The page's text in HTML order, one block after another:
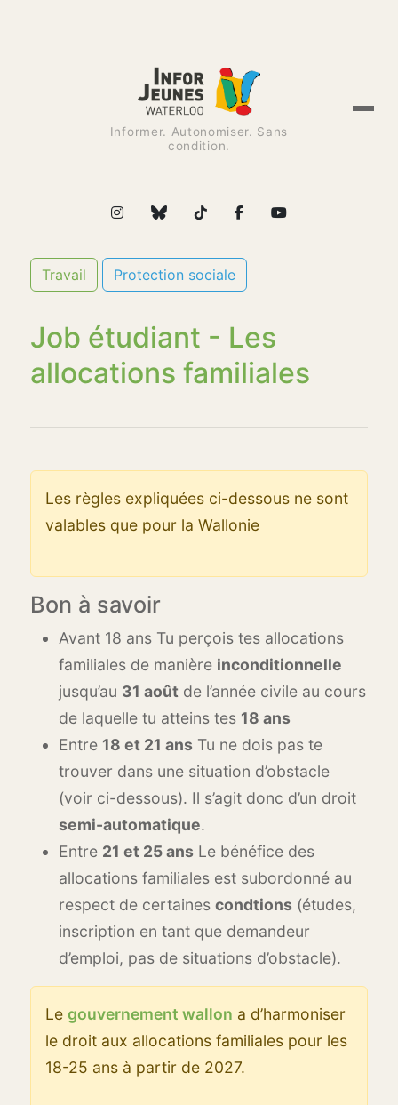
Informer. Autonomiser. Sans
condition.
Travail Protection sociale
Job étudiant - Les
allocations familiales
Les règles expliquées ci-dessous ne sont
valables que pour la Wallonie
Bon à savoir
Avant 18 ans Tu perçois tes allocations
familiales de manière inconditionnelle
jusqu’au 31 août de l’année civile au cours
de laquelle tu atteins tes 18 ans
Entre 18 et 21 ans Tu ne dois pas te
trouver dans une situation d’obstacle
(voir ci-dessous). Il s’agit donc d’un droit
semi-automatique.
Entre 21 et 25 ans Le bénéfice des
allocations familiales est subordonné au
respect de certainescondtions (études,
inscription en tant que demandeur
d’emploi, pas de situations d’obstacle).
Legouvernement wallon a d’harmoniser
le droit aux allocations familiales pour les
18-25 ans à partir de 2027.